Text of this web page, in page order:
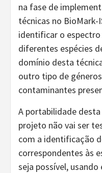
na fase de
técnicas no BioMark-
identificar o
diferentes espécies
domínio desta
outro tipo de
contaminantes
A portabilidade
projeto não vai ser
com a identificação
correspondentes às
seja possível,